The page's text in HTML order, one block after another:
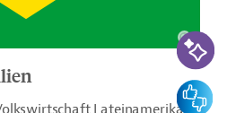
Lateinamerikas.
KI-